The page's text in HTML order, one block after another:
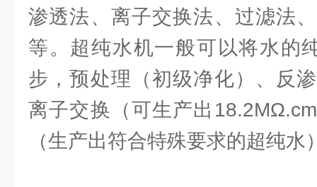
渗透法、离子交换法、过滤法
等。超纯水机一般可以将水的
步，预处理（初级净化）、反
离子交换（可生产出
（生产出符合特殊要求的超纯水